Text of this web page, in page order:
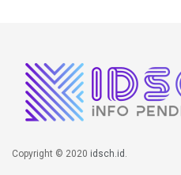
Copyright © 2020 idsch.id